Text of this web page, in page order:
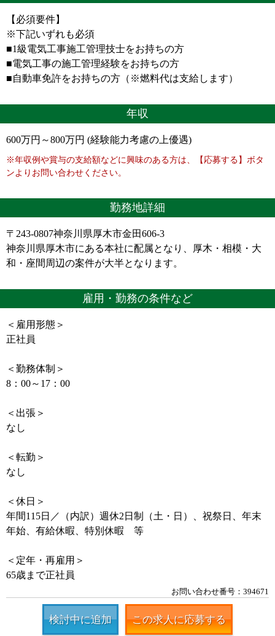
【必須要件】
※下記いずれも必須
■1級電気工事施工管理技士をお持ちの方
■電気工事の施工管理経験をお持ちの方
■自動車免許をお持ちの方（※燃料代は支給します）
年収
600万円～800万円 (経験能力考慮の上優遇)
※年収例や賞与の支給額などに興味のある方は、【応募する】ボタ
ンよりお問い合わせください。
勤務地詳細
〒243-0807神奈川県厚木市金田606-3
神奈川県厚木市にある本社に配属となり、厚木・相模・大
和・座間周辺の案件が大半となります。
雇用・勤務の条件など
＜雇用形態＞
正社員
＜勤務体制＞
8：00～17：00
＜出張＞
なし
＜転勤＞
なし
＜休日＞
年間115日／（内訳）週休2日制（土・日）、祝祭日、年末
年始、有給休暇、特別休暇 等
＜定年・再雇用＞
65歳まで正社員
お問い合わせ番号：394671
検討中に追加 この求人に応募する